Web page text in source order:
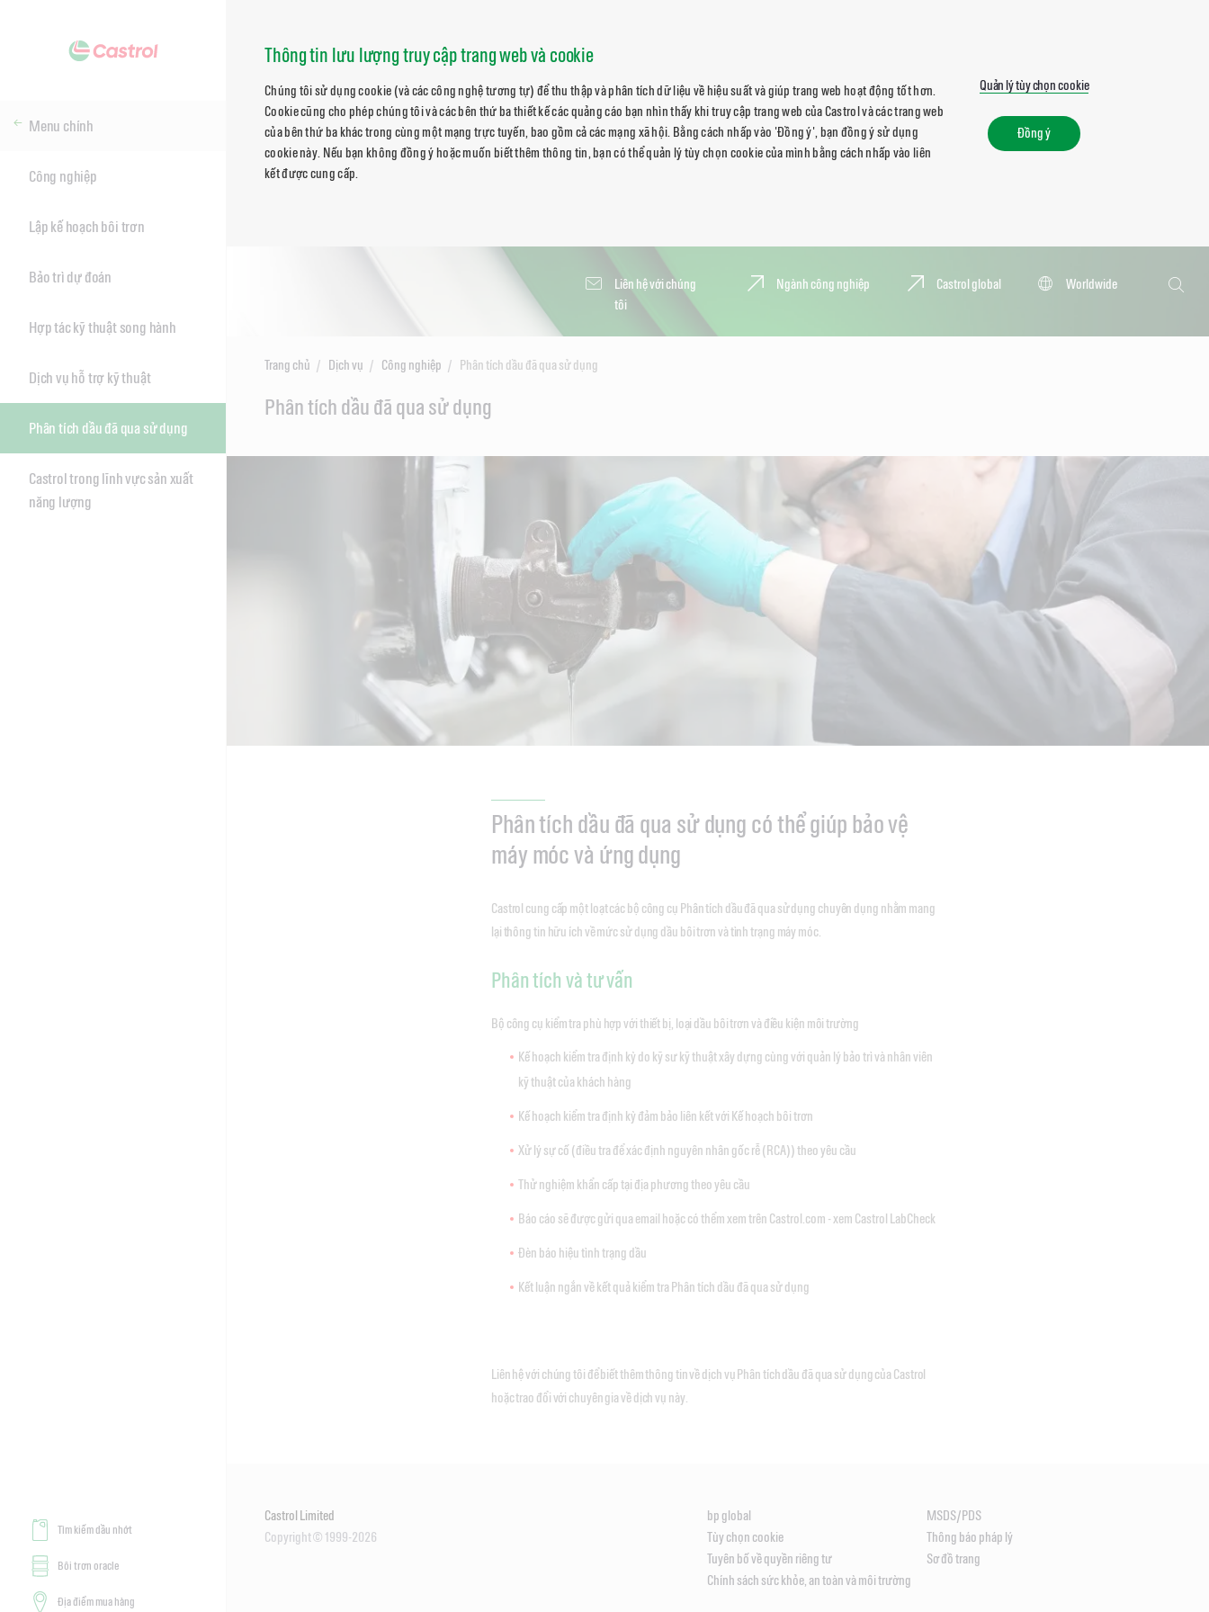
Thông tin lưu lượng truy cập trang web và cookie
Chúng tôi sử dụng cookie (và các công nghệ tương tự) để thu thập và phân tích dữ liệu về hiệu suất và giúp trang web hoạt động tốt hơn.
Cookie cũng cho phép chúng tôi và các bên thứ ba thiết kế các quảng cáo bạn nhìn thấy khi truy cập trang web của Castrol và các trang web
của bên thứ ba khác trong cùng một mạng trực tuyến, bao gồm cả các mạng xã hội. Bằng cách nhấp vào 'Đồng ý', bạn đồng ý sử dụng
cookie này. Nếu bạn không đồng ý hoặc muốn biết thêm thông tin, bạn có thể quản lý tùy chọn cookie của mình bằng cách nhấp vào liên
kết được cung cấp.
Quản lý tùy chọn cookie
Đồng ý
Liên hệ với chúng
tôi
Ngành công nghiệp Castrol global
Worldwide
Tìm
kiếm
Menu chính
Công nghiệp
Lập kế hoạch bôi trơn
Bảo trì dự đoán
Hợp tác kỹ thuật song hành
Dịch vụ hỗ trợ kỹ thuật
Phân tích dầu đã qua sử dụng
Castrol trong lĩnh vực sản xuất
năng lượng
Tìm kiếm dầu nhớt
Bôi trơn oracle
Địa điểm mua hàng
Trang chủ Dịch vụ Công nghiệp Phân tích dầu đã qua sử dụng
Phân tích dầu đã qua sử dụng
Phân tích dầu đã qua sử dụng có thể giúp bảo vệ
máy móc và ứng dụng
Castrol cung cấp một loạt các bộ công cụ Phân tích dầu đã qua sử dụng chuyên dụng nhằm mang
lại thông tin hữu ích về mức sử dụng dầu bôi trơn và tình trạng máy móc.
Phân tích và tư vấn
Bộ công cụ kiểm tra phù hợp với thiết bị, loại dầu bôi trơn và điều kiện môi trường
Kế hoạch kiểm tra định kỳ do kỹ sư kỹ thuật xây dựng cùng với quản lý bảo trì và nhân viên
kỹ thuật của khách hàng
Kế hoạch kiểm tra định kỳ đảm bảo liên kết với Kế hoạch bôi trơn
Xử lý sự cố (điều tra để xác định nguyên nhân gốc rễ (RCA)) theo yêu cầu
Thử nghiệm khẩn cấp tại địa phương theo yêu cầu
Báo cáo sẽ được gửi qua email hoặc có thểm xem trên Castrol.com - xem Castrol LabCheck
Đèn báo hiệu tình trạng dầu
Kết luận ngắn về kết quả kiểm tra Phân tích dầu đã qua sử dụng
Liên hệ với chúng tôi để biết thêm thông tin về dịch vụ Phân tích dầu đã qua sử dụng của Castrol
hoặc trao đổi với chuyên gia về dịch vụ này.
Castrol Limited
Copyright © 1999-2026
bp global
MSDS/PDS
Tùy chọn cookie
Thông báo pháp lý
Tuyên bố về quyền riêng tư
Sơ đồ trang
Chính sách sức khỏe, an toàn và môi trường